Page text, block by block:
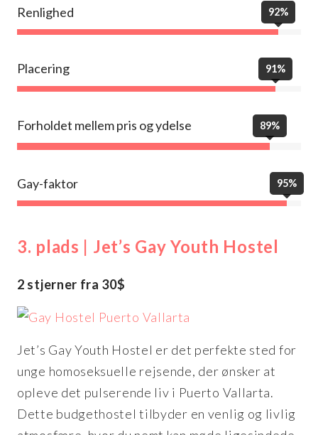
Renlighed 92%
Placering 91%
Forholdet mellem pris og ydelse 89%
Gay-faktor 95%
3. plads | Jet’s Gay Youth Hostel
2 stjerner fra 30$
Jet’s Gay Youth Hostel er det perfekte sted for
unge homoseksuelle rejsende, der ønsker at
opleve det pulserende liv i Puerto Vallarta.
Dette budgethostel tilbyder en venlig og livlig